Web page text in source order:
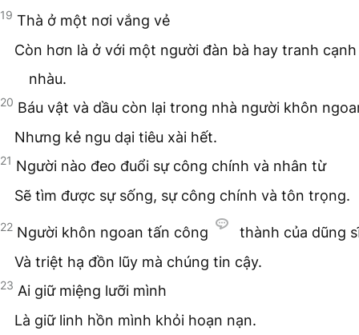
19 Thà ở một nơi vắng vẻ
Còn hơn là ở với một người đàn bà hay tranh cạnh
nhàu.
20 Báu vật và dầu còn lại trong nhà người khôn
Nhưng kẻ ngu dại tiêu xài hết.
21 Người nào đeo đuổi sự công chính và nhân từ
Sẽ tìm được sự sống, sự công chính và tôn trọng.
22 Người khôn ngoan tấn công
thành của dũng
Và triệt hạ đồn lũy mà chúng tin cậy.
23 Ai giữ miệng lưỡi mình
Là giữ linh hồn mình khỏi hoạn nạn.